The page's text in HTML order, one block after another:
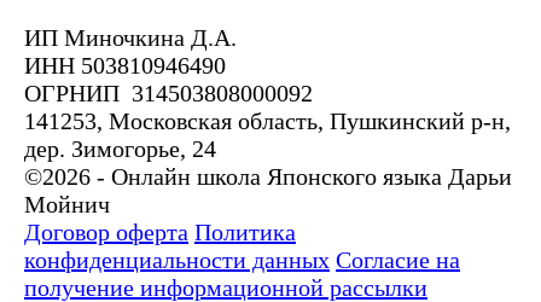
ИП Миночкина Д.А.
ИНН 503810946490
ОГРНИП 314503808000092
141253, Московская область, Пушкинский р-н,
дер. Зимогорье, 24
©2026 - Онлайн школа Японского языка Дарьи
Мойнич
Договор оферта Политика
конфиденциальности данных Согласие на
получение информационной рассылки